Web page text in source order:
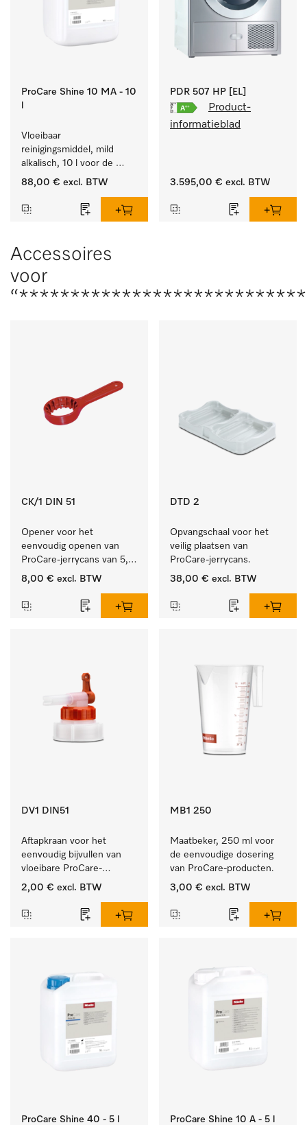
ProCare Shine 10 MA - 10
Vloeibaar
reinigingsmiddel, mild
alkalisch, 10 l voor de
reiniging van lichte
bestek en glazen.
88,00 € excl. BTW
PDR 507 HP [EL]
Product-
informatieblad
3.595,00 € excl. BTW
Accessoires
voor
CK/1 DIN 51
Opener voor het
eenvoudig openen van
ProCare-jerrycans van 5,
10 en 20 l.
8,00 € excl. BTW
DTD 2
Opvangschaal voor het
veilig plaatsen van
ProCare-jerrycans.
38,00 € excl. BTW
DV1 DIN51
Aftapkraan voor het
eenvoudig bijvullen van
vloeibare ProCare-
producten.
2,00 € excl. BTW
MB1 250
Maatbeker, 250 ml voor
de eenvoudige dosering
van ProCare-producten.
3,00 € excl. BTW
ProCare Shine 40 - 5 l ProCare Shine 10 A - 5 l